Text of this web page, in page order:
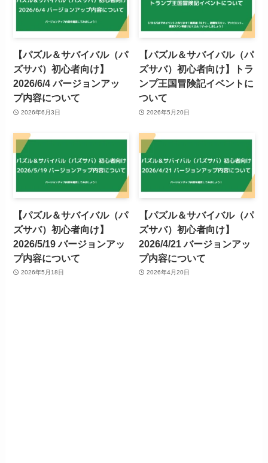
【パズル＆サバイバル（パ
ズサバ）初心者向け】
2026/6/4 バージョンアッ
プ内容について
2026年6月3日
【パズル＆サバイバル（パ
ズサバ）初心者向け】トラ
ンプ王国冒険記イベントに
ついて
2026年5月20日
【パズル＆サバイバル（パ
ズサバ）初心者向け】
2026/5/19 バージョンアッ
プ内容について
2026年5月18日
【パズル＆サバイバル（パ
ズサバ）初心者向け】
2026/4/21 バージョンアッ
プ内容について
2026年4月20日